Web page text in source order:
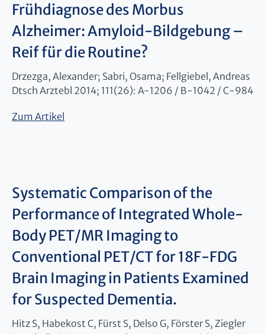
Frühdiagnose des Morbus
Alzheimer: Amyloid-Bildgebung –
Reif für die Routine?
Drzezga, Alexander; Sabri, Osama; Fellgiebel, Andreas
Dtsch Arztebl 2014; 111(26): A-1206 / B-1042 / C-984
Zum Artikel
Systematic Comparison of the
Performance of Integrated Whole-
Body PET/MR Imaging to
Conventional PET/CT for 18F-FDG
Brain Imaging in Patients Examined
for Suspected Dementia.
Hitz S, Habekost C, Fürst S, Delso G, Förster S, Ziegler